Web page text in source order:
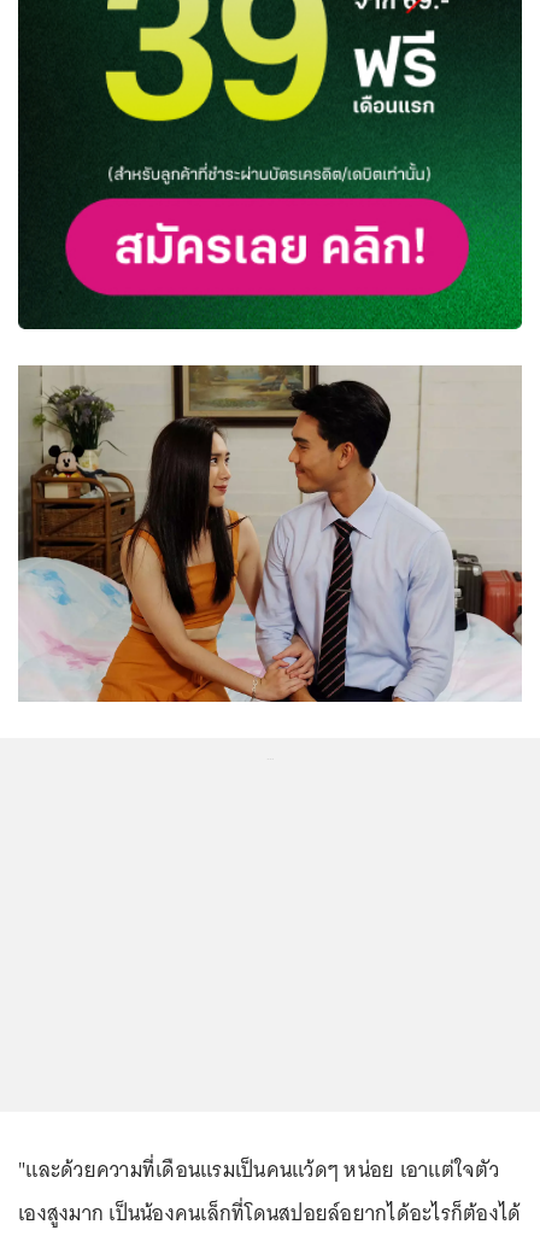
"และด้วยความที่เดือนแรมเป็นคนแว้ดๆ หน่อย เอาแต่ใจตัว
เองสูงมาก เป็นน้องคนเล็กที่โดนสปอยล์อยากได้อะไรก็ต้องได้